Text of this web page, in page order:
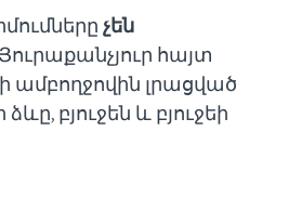
չեն
հայտ
ամբողջովին լրացված
բյուջեն և բյուջեի